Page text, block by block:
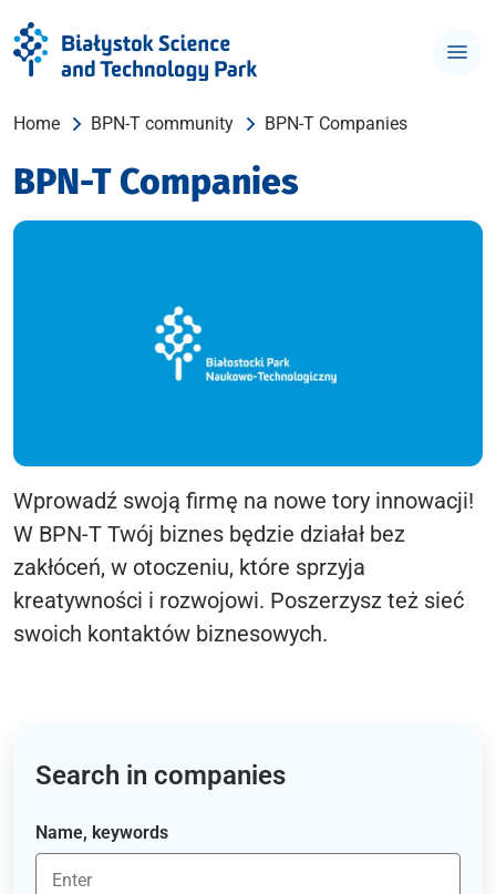
Home BPN-T community BPN-T Companies
BPN-T Companies
Wprowadź swoją firmę na nowe tory innowacji!
W BPN-T Twój biznes będzie działał bez
zakłóceń, w otoczeniu, które sprzyja
kreatywności i rozwojowi. Poszerzysz też sieć
swoich kontaktów biznesowych.
Search in companies
Name, keywords